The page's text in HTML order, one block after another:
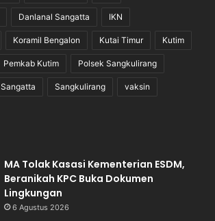
Danlanal Sangatta IKN
Koramil Bengalon Kutai Timur Kutim
Pemkab Kutim Polsek Sangkulirang
Sangatta Sangkulirang vaksin
MA Tolak Kasasi Kementerian ESDM,
Beranikah KPC Buka Dokumen
Lingkungan
6 Agustus 2026